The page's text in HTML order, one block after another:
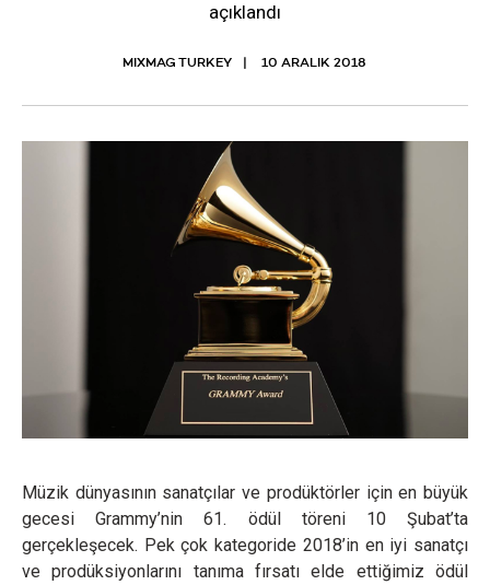
açıklandı
MIXMAG TURKEY 10 ARALIK 2018
Müzik dünyasının sanatçılar ve prodüktörler için en büyük
gecesi Grammy’nin 61. ödül töreni 10 Şubat’ta
gerçekleşecek. Pek çok kategoride 2018’in en iyi sanatçı
ve prodüksiyonlarını tanıma fırsatı elde ettiğimiz ödül